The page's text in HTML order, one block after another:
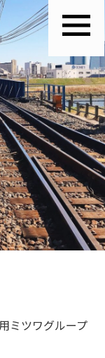
ミツワグループ